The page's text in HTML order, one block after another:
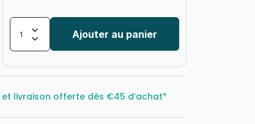
Ajouter au panier
et livraison offerte dès €45 d’achat*